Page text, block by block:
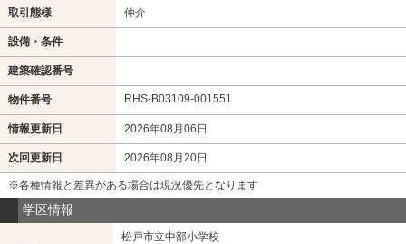
取引態様 仲介
設備・条件
建築確認番号
物件番号 RHS-B03109-001551
情報更新日 2026年08月06日
次回更新日 2026年08月20日
※各種情報と差異がある場合は現況優先となります
学区情報
松戸市立中部小学校